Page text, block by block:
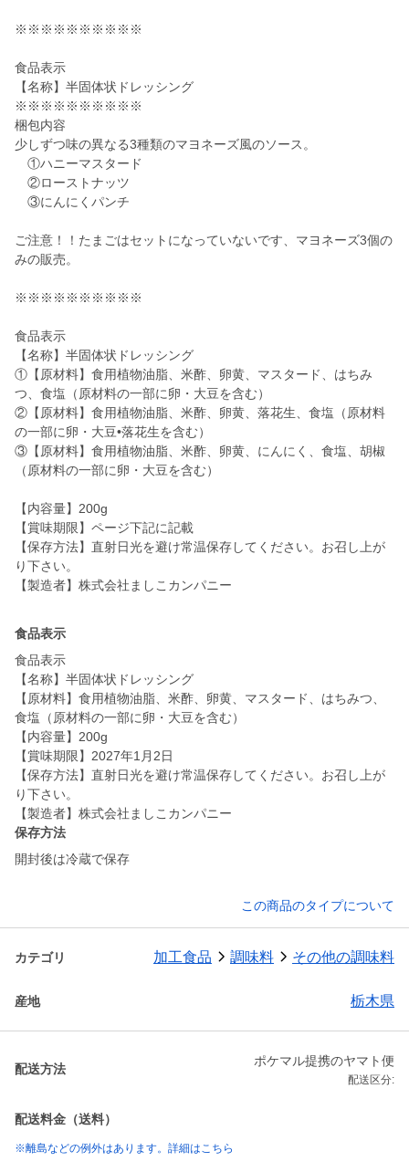
※※※※※※※※※※
食品表示
【名称】半固体状ドレッシング
※※※※※※※※※※
梱包内容
少しずつ味の異なる3種類のマヨネーズ風のソース。
①ハニーマスタード
②ローストナッツ
③にんにくパンチ
ご注意！！たまごはセットになっていないです、マヨネーズ3個の
みの販売。
※※※※※※※※※※
食品表示
【名称】半固体状ドレッシング
①【原材料】食用植物油脂、米酢、卵黄、マスタード、はちみ
つ、食塩（原材料の一部に卵・大豆を含む）
②【原材料】食用植物油脂、米酢、卵黄、落花生、食塩（原材料
の一部に卵・大豆•落花生を含む）
③【原材料】食用植物油脂、米酢、卵黄、にんにく、食塩、胡椒
（原材料の一部に卵・大豆を含む）
【内容量】200g
【賞味期限】ページ下記に記載
【保存方法】直射日光を避け常温保存してください。お召し上が
り下さい。
食品表示
食品表示
【名称】半固体状ドレッシング
【原材料】食用植物油脂、米酢、卵黄、マスタード、はちみつ、
食塩（原材料の一部に卵・大豆を含む）
【内容量】200g
【賞味期限】2027年1月2日
【保存方法】直射日光を避け常温保存してください。お召し上が
り下さい。
【製造者】株式会社ましこカンパニー
保存方法
開封後は冷蔵で保存
この商品のタイプについて
カテゴリ 加工食品 調味料 その他の調味料
産地 栃木県
配送方法
ポケマル提携のヤマト便
配送区分:
配送料金（送料）
※離島などの例外はあります。詳細はこちら